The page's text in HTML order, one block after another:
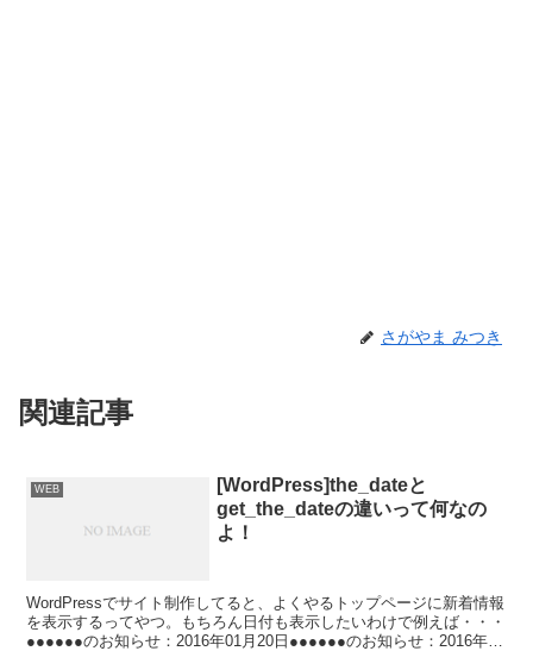
さがやま みつき
関連記事
WEB
[WordPress]the_dateと
get_the_dateの違いって何なの
よ！
WordPressでサイト制作してると、よくやるトップページに新着情報
を表示するってやつ。もちろん日付も表示したいわけで例えば・・・
●●●●●●のお知らせ：2016年01月20日●●●●●●のお知らせ：2016年01